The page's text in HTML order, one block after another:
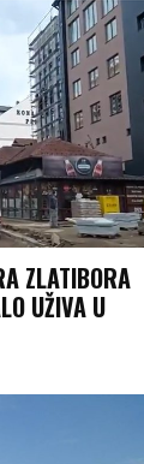
ZLATIBORA
UŽIVA U